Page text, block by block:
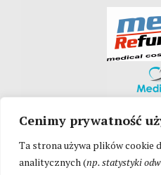
Cenimy prywatność
Ta strona używa plików cookie
analitycznych (np. statystyki